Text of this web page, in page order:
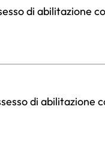
di abilitazione
di abilitazione